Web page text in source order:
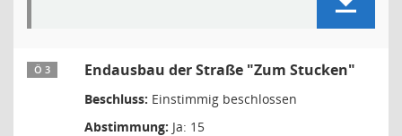
Ö 3 Endausbau der Straße "Zum Stucken"
Beschluss: Einstimmig beschlossen
Abstimmung: Ja: 15